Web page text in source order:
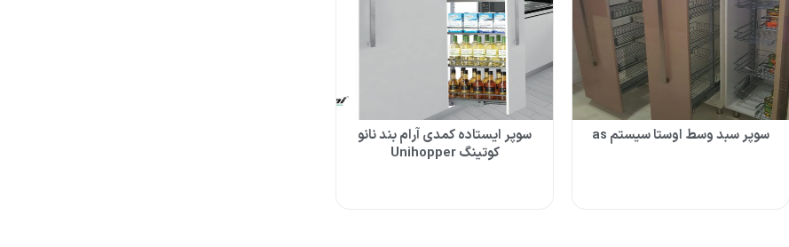
سوپر سبد وسط اوستا سیستم as
سوپر ایستاده کمدی آرام بند نانو
کوتینگ Unihopper